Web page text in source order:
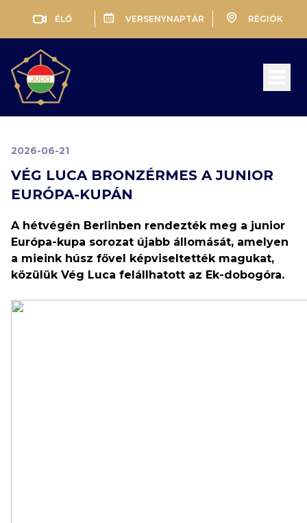
ÉLŐ VERSENYNAPTÁR RÉGIÓK
2026-06-21
VÉG LUCA BRONZÉRMES A JUNIOR
EURÓPA-KUPÁN
A hétvégén Berlinben rendezték meg a junior
Európa-kupa sorozat újabb állomását, amelyen
a mieink húsz fővel képviseltették magukat,
közülük Vég Luca felállhatott az Ek-dobogóra.